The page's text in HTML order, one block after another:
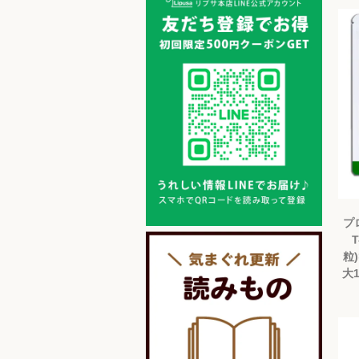
プ
粒
大